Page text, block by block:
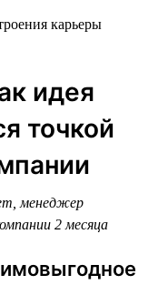
идея
точкой
менеджер
2 месяца